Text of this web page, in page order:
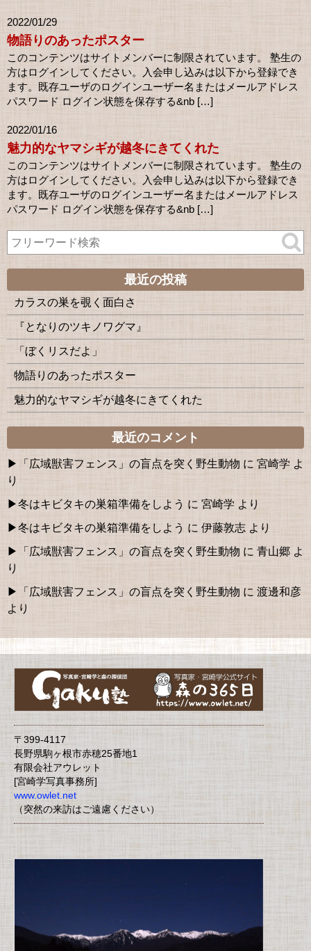
2022/01/29
物語りのあったポスター
このコンテンツはサイトメンバーに制限されています。 塾生の
方はログインしてください。入会申し込みは以下から登録でき
ます。既存ユーザのログインユーザー名またはメールアドレス
パスワード ログイン状態を保存する&nb […]
2022/01/16
魅力的なヤマシギが越冬にきてくれた
このコンテンツはサイトメンバーに制限されています。 塾生の
方はログインしてください。入会申し込みは以下から登録でき
ます。既存ユーザのログインユーザー名またはメールアドレス
パスワード ログイン状態を保存する&nb […]
最近の投稿
カラスの巣を覗く面白さ
『となりのツキノワグマ』
「ぼくリスだよ」
物語りのあったポスター
魅力的なヤマシギが越冬にきてくれた
最近のコメント
「広域獣害フェンス」の盲点を突く野生動物 に 宮崎学 よ
り
冬はキビタキの巣箱準備をしよう に 宮崎学 より
冬はキビタキの巣箱準備をしよう に 伊藤敦志 より
「広域獣害フェンス」の盲点を突く野生動物 に 青山郷 よ
り
「広域獣害フェンス」の盲点を突く野生動物 に 渡邊和彦
より
〒399-4117
長野県駒ヶ根市赤穂25番地1
有限会社アウレット
[宮崎学写真事務所]
www.owlet.net
（突然の来訪はご遠慮ください）